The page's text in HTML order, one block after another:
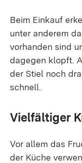
Beim Einkauf
unter anderem
vorhanden sind
dagegen klopft.
der Stiel noch
schnell.
Vielfältiger
Vor allem das
der Küche